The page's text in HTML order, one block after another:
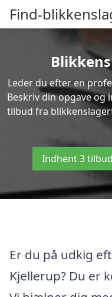
Find-
Leder du efter en
Beskriv din opgave
tilbud fra
Indhent 3
Er du på udkig
Kjellerup? Du er